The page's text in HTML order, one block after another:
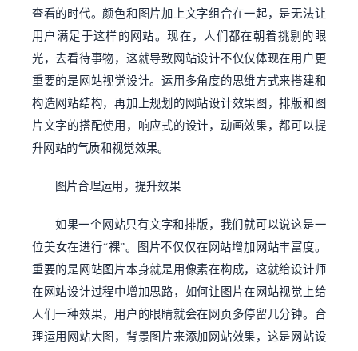
查看的时代。颜色和图片加上文字组合在一起，是无法让
用户满足于这样的网站。现在，人们都在朝着挑剔的眼
光，去看待事物，这就导致网站设计不仅仅体现在用户更
重要的是网站视觉设计。运用多角度的思维方式来搭建和
构造网站结构，再加上规划的网站设计效果图，排版和图
片文字的搭配使用，响应式的设计，动画效果，都可以提
升网站的气质和视觉效果。
图片合理运用，提升效果
如果一个网站只有文字和排版，我们就可以说这是一
位美女在进行“裸”。图片不仅仅在网站增加网站丰富度。
重要的是网站图片本身就是用像素在构成，这就给设计师
在网站设计过程中增加思路，如何让图片在网站视觉上给
人们一种效果，用户的眼睛就会在网页多停留几分钟。合
理运用网站大图，背景图片来添加网站效果，这是网站设